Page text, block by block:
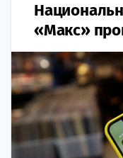
«Макс»